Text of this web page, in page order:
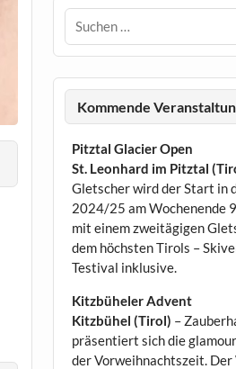
Kommende
Pitztal Glacier Open
St. Leonhard im Pitztal
Gletscher wird der Start in
2024/25 am Wochenende
mit einem zweitägigen
dem höchsten Tirols –
Testival inklusive.
Kitzbüheler Advent
Kitzbühel (Tirol) –
präsentiert sich die
der Vorweihnachtszeit.